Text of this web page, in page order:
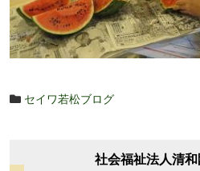
セイワ若松ブログ
社会福祉法人清